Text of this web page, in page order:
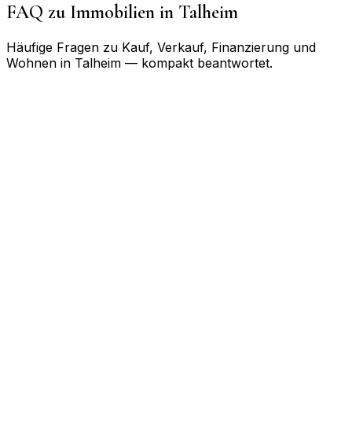
FAQ zu Immobilien in Talheim
Häufige Fragen zu Kauf, Verkauf, Finanzierung und
Wohnen in Talheim — kompakt beantwortet.